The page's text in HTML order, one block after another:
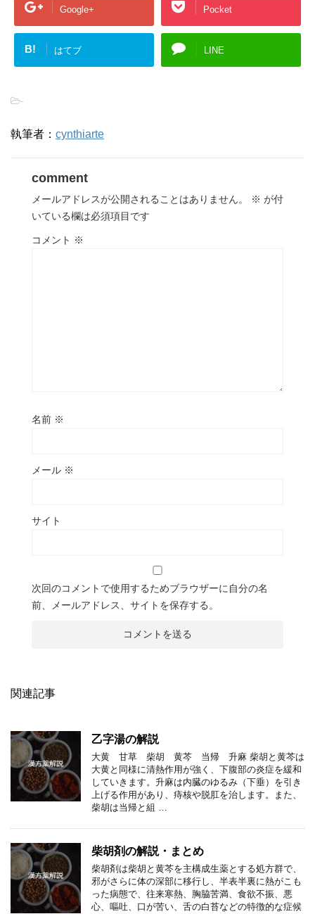
Google+ Pocket
B! はてブ LINE
-
執筆者： cynthiarte
comment
メールアドレスが公開されることはありません。 ※ が付
いている欄は必須項目です
コメント ※
名前 ※
メール ※
サイト
次回のコメントで使用するためブラウザーに自分の名
前、メールアドレス、サイトを保存する。
関連記事
乙字湯の解説
大黄 甘草 柴胡 黄芩 当帰 升麻 柴胡と黄芩は
大黄と同様に清熱作用が強く、下腹部の炎症を緩和
していきます。升麻は内臓のゆるみ（下垂）を引き
上げる作用があり、痔核や脱肛を治します。また、
柴胡は当帰と組 …
柴胡剤の解説・まとめ
柴胡剤は柴胡と黄芩を主構成生薬とする処方群で、
邪がさらに体の深部に移行し、半表半裏に熱がこも
った病態で、往来寒熱、胸脇苦満、食欲不振、悪
心、嘔吐、口が苦い、舌の白苔などの特徴的な症候